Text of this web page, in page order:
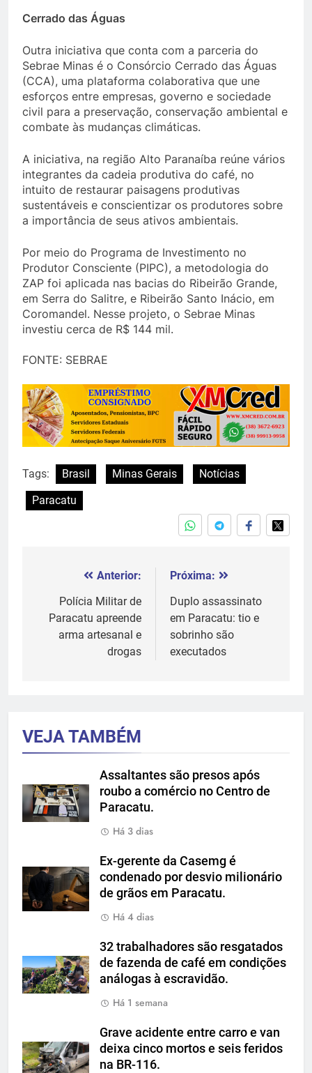
Cerrado das Águas
Outra iniciativa que conta com a parceria do
Sebrae Minas é o Consórcio Cerrado das Águas
(CCA), uma plataforma colaborativa que une
esforços entre empresas, governo e sociedade
civil para a preservação, conservação ambiental e
combate às mudanças climáticas.
A iniciativa, na região Alto Paranaíba reúne vários
integrantes da cadeia produtiva do café, no
intuito de restaurar paisagens produtivas
sustentáveis e conscientizar os produtores sobre
a importância de seus ativos ambientais.
Por meio do Programa de Investimento no
Produtor Consciente (PIPC), a metodologia do
ZAP foi aplicada nas bacias do Ribeirão Grande,
em Serra do Salitre, e Ribeirão Santo Inácio, em
Coromandel. Nesse projeto, o Sebrae Minas
investiu cerca de R$ 144 mil.
FONTE: SEBRAE
Tags: Brasil Minas Gerais
Notícias
Paracatu
Navegação
Post
Anterior:
Polícia Militar de
Paracatu apreende
arma artesanal e
drogas
Próxima:
Duplo assassinato
em Paracatu: tio e
sobrinho são
executados
VEJA TAMBÉM
Assaltantes são presos após
roubo a comércio no Centro de
Paracatu.
Há 3 dias
Ex-gerente da Casemg é
condenado por desvio milionário
de grãos em Paracatu.
Há 4 dias
32 trabalhadores são resgatados
de fazenda de café em condições
análogas à escravidão.
Há 1 semana
Grave acidente entre carro e van
deixa cinco mortos e seis feridos
na BR-116.